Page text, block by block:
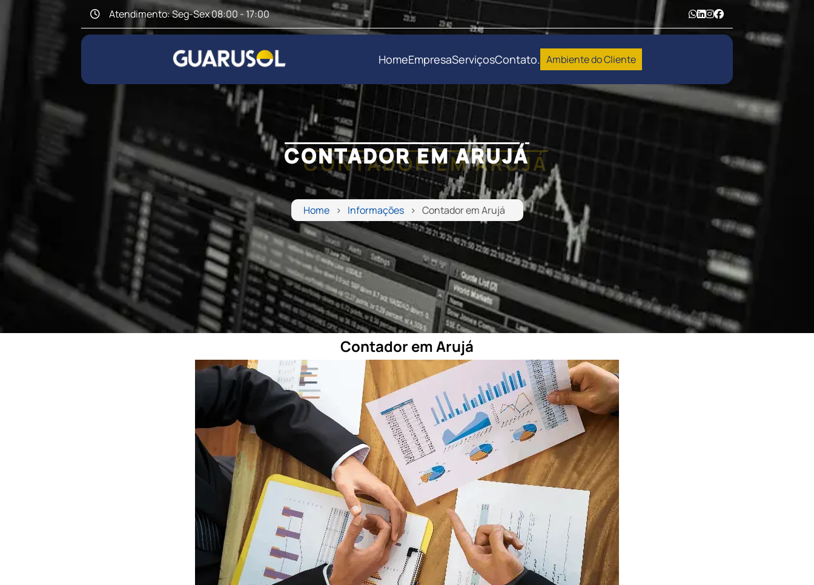
Atendimento: Seg-Sex 08:00 - 17:00
HomeEmpresaServiçosContato. Ambiente do Cliente
CONTADOR EM ARUJÁ
Home Informações Contador em Arujá
Contador em Arujá